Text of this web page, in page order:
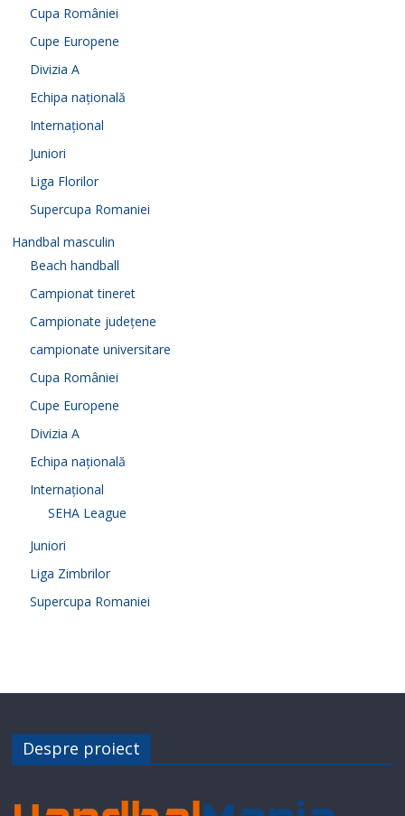
Cupa României
Cupe Europene
Divizia A
Echipa națională
Internațional
Juniori
Liga Florilor
Supercupa Romaniei
Handbal masculin
Beach handball
Campionat tineret
Campionate județene
campionate universitare
Cupa României
Cupe Europene
Divizia A
Echipa națională
Internațional
SEHA League
Juniori
Liga Zimbrilor
Supercupa Romaniei
Despre proiect